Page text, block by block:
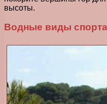
высоты.
Водные виды спорта